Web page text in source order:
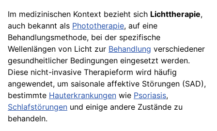
Im medizinischen Kontext bezieht sich Lichttherapie,
auch bekannt als Phototherapie, auf eine
Behandlungsmethode, bei der spezifische
Wellenlängen von Licht zur Behandlung verschiedener
gesundheitlicher Bedingungen eingesetzt werden.
Diese nicht-invasive Therapieform wird häufig
angewendet, um saisonale affektive Störungen (SAD),
bestimmte Hauterkrankungen wie Psoriasis,
Schlafstörungen und einige andere Zustände zu
behandeln.